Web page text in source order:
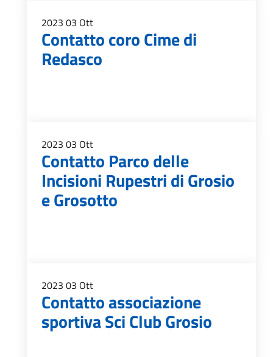
2023 03 Ott
Contatto coro Cime di
Redasco
2023 03 Ott
Contatto Parco delle
Incisioni Rupestri di Grosio
e Grosotto
2023 03 Ott
Contatto associazione
sportiva Sci Club Grosio